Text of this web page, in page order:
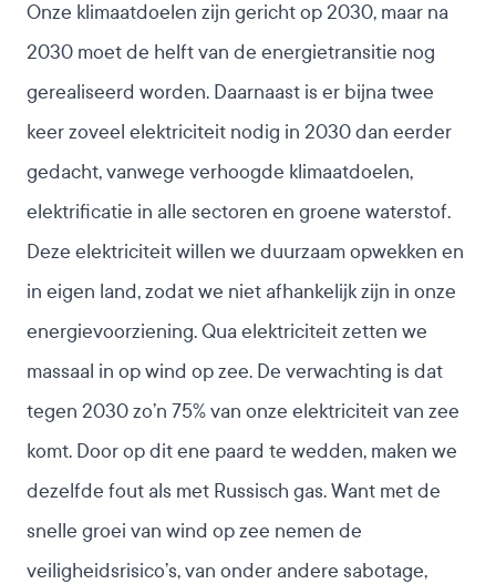
Onze klimaatdoelen zijn gericht op 2030, maar na
2030 moet de helft van de energietransitie nog
gerealiseerd worden. Daarnaast is er bijna twee
keer zoveel elektriciteit nodig in 2030 dan eerder
gedacht, vanwege verhoogde klimaatdoelen,
elektrificatie in alle sectoren en groene waterstof.
Deze elektriciteit willen we duurzaam opwekken en
in eigen land, zodat we niet afhankelijk zijn in onze
energievoorziening. Qua elektriciteit zetten we
massaal in op wind op zee. De verwachting is dat
tegen 2030 zo’n 75% van onze elektriciteit van zee
komt. Door op dit ene paard te wedden, maken we
dezelfde fout als met Russisch gas. Want met de
snelle groei van wind op zee nemen de
veiligheidsrisico’s, van onder andere sabotage,